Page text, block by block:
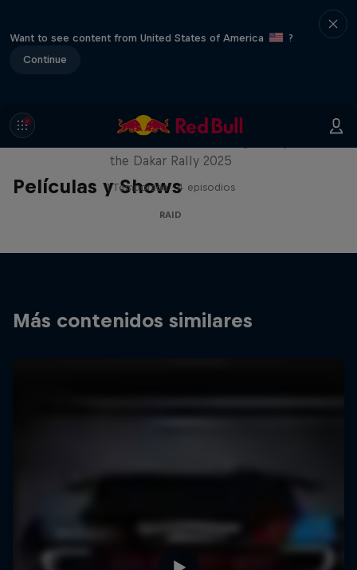
Want to see content from United States of America
?
Continue
Películas y Shows
Journey to Dakar
the Dakar Rally 2025
1 Temporada · 4 episodios
RAID
Más contenidos similares